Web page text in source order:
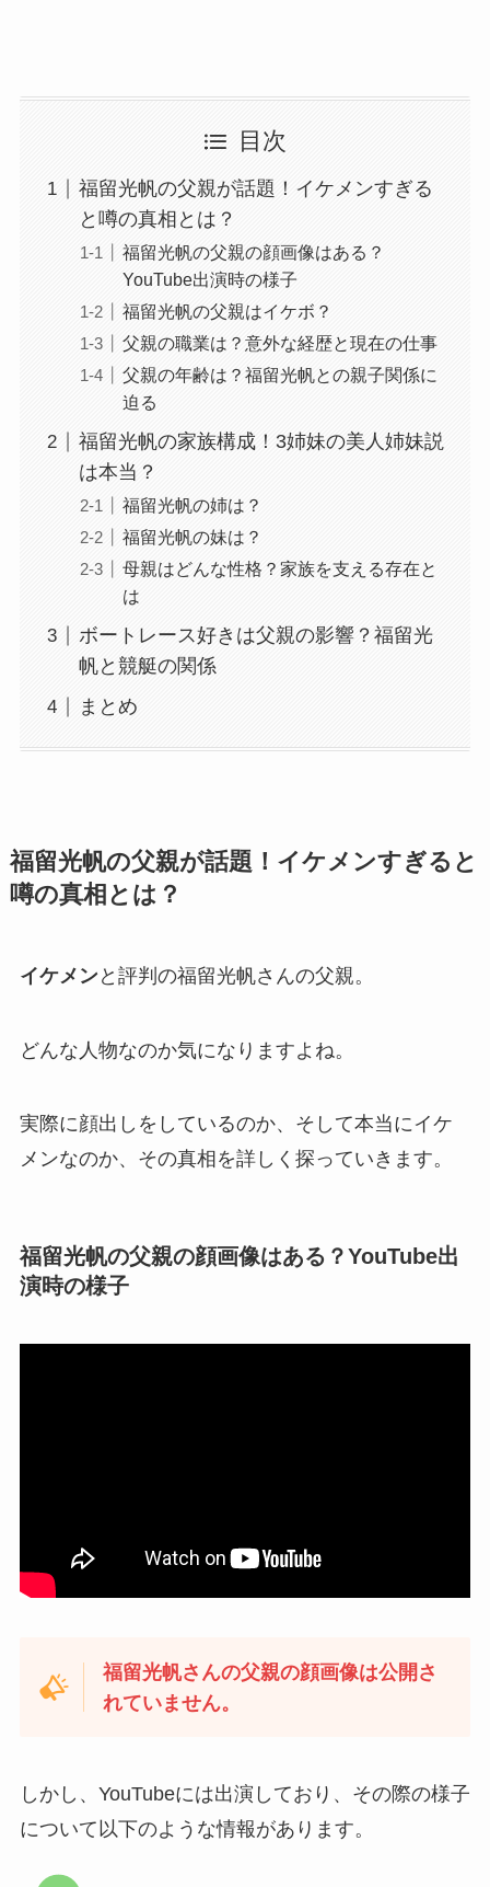
目次
福留光帆の父親が話題！イケメンすぎる
と噂の真相とは？
福留光帆の父親の顔画像はある？
YouTube出演時の様子
福留光帆の父親はイケボ？
父親の職業は？意外な経歴と現在の仕事
父親の年齢は？福留光帆との親子関係に
迫る
福留光帆の家族構成！3姉妹の美人姉妹説
は本当？
福留光帆の姉は？
福留光帆の妹は？
母親はどんな性格？家族を支える存在と
は
ボートレース好きは父親の影響？福留光
帆と競艇の関係
まとめ
福留光帆の父親が話題！イケメンすぎると
噂の真相とは？
イケメンと評判の福留光帆さんの父親。
どんな人物なのか気になりますよね。
実際に顔出しをしているのか、そして本当にイケ
メンなのか、その真相を詳しく探っていきます。
福留光帆の父親の顔画像はある？YouTube出
演時の様子
福留光帆さんの父親の顔画像は公開さ
れていません。
しかし、YouTubeには出演しており、その際の様子
について以下のような情報があります。